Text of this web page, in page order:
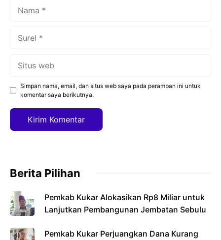
Simpan nama, email, dan situs web saya pada peramban ini untuk
komentar saya berikutnya.
Berita Pilihan
Pemkab Kukar Alokasikan Rp8 Miliar untuk
Lanjutkan Pembangunan Jembatan Sebulu
Pemkab Kukar Perjuangkan Dana Kurang